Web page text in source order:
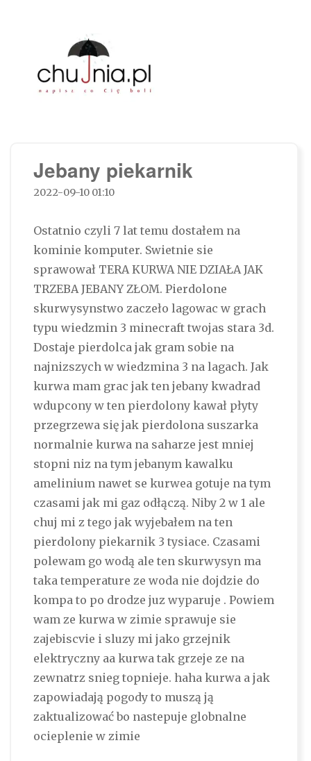
Jebany piekarnik
2022-09-10 01:10
Ostatnio czyli 7 lat temu dostałem na
kominie komputer. Swietnie sie
sprawował TERA KURWA NIE DZIAŁA JAK
TRZEBA JEBANY ZŁOM. Pierdolone
skurwysynstwo zaczeło lagowac w grach
typu wiedzmin 3 minecraft twojas stara 3d.
Dostaje pierdolca jak gram sobie na
najnizszych w wiedzmina 3 na lagach. Jak
kurwa mam grac jak ten jebany kwadrad
wdupcony w ten pierdolony kawał płyty
przegrzewa się jak pierdolona suszarka
normalnie kurwa na saharze jest mniej
stopni niz na tym jebanym kawalku
amelinium nawet se kurwea gotuje na tym
czasami jak mi gaz odłączą. Niby 2 w 1 ale
chuj mi z tego jak wyjebałem na ten
pierdolony piekarnik 3 tysiace. Czasami
polewam go wodą ale ten skurwysyn ma
taka temperature ze woda nie dojdzie do
kompa to po drodze juz wyparuje . Powiem
wam ze kurwa w zimie sprawuje sie
zajebiscvie i sluzy mi jako grzejnik
elektryczny aa kurwa tak grzeje ze na
zewnatrz snieg topnieje. haha kurwa a jak
zapowiadają pogody to muszą ją
zaktualizować bo nastepuje globnalne
ocieplenie w zimie